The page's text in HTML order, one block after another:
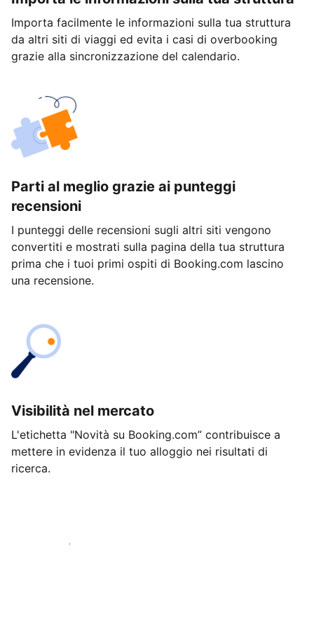
Importa facilmente le informazioni sulla tua struttura
da altri siti di viaggi ed evita i casi di overbooking
grazie alla sincronizzazione del calendario.
Parti al meglio grazie ai punteggi
recensioni
I punteggi delle recensioni sugli altri siti vengono
convertiti e mostrati sulla pagina della tua struttura
prima che i tuoi primi ospiti di Booking.com lascino
una recensione.
Visibilità nel mercato
L'etichetta "Novità su Booking.com” contribuisce a
mettere in evidenza il tuo alloggio nei risultati di
ricerca.
Inizia oggi stesso